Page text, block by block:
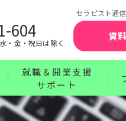
セラピスト通
604
・金・祝日は除く
資
もみインストラクターコース
就職＆開業支援
サポート
業界最強のサポート